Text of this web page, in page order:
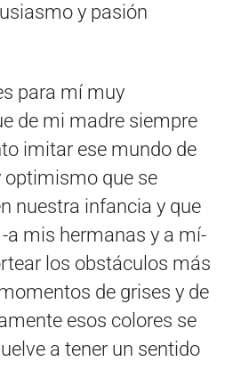
y pasión
para mí muy
de mi madre siempre
imitar ese mundo de
optimismo que se
nuestra infancia y que
-a mis hermanas y a mí-
los obstáculos más
de grises y de
esos colores se
a tener un sentido